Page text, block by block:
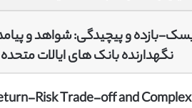
بازده و پیچیدگی: شواهد و
نگهدارنده بانک های ایالات متحده
Risk Trade-off and